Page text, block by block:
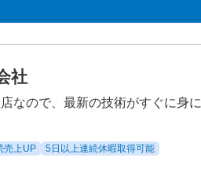
社
なので、最新の技術がすぐに身に
売上UP
5日以上連続休暇取得可能